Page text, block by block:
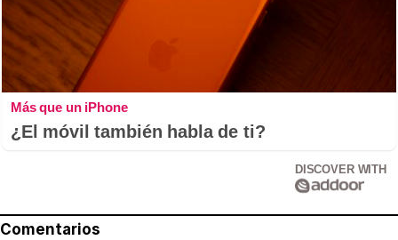
Más que un iPhone
¿El móvil también habla de ti?
DISCOVER WITH
Comentarios